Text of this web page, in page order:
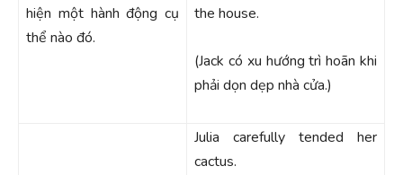
hiện một hành động cụ
thể nào đó.
the house.
(Jack có xu hướng trì hoãn khi
phải dọn dẹp nhà cửa.)
Julia carefully tended her
cactus.